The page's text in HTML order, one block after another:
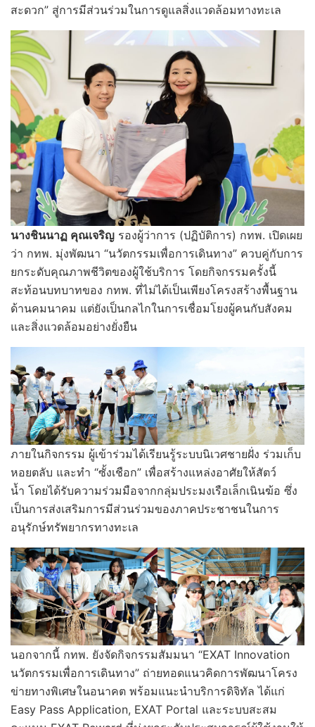
สะดวก” สู่การมีส่วนร่วมในการดูแลสิ่งแวดล้อมทางทะเล
นางชินนาฏ คุณเจริญ รองผู้ว่าการ (ปฏิบัติการ) กทพ. เปิดเผย
ว่า กทพ. มุ่งพัฒนา “นวัตกรรมเพื่อการเดินทาง” ควบคู่กับการ
ยกระดับคุณภาพชีวิตของผู้ใช้บริการ โดยกิจกรรมครั้งนี้
สะท้อนบทบาทของ กทพ. ที่ไม่ได้เป็นเพียงโครงสร้างพื้นฐาน
ด้านคมนาคม แต่ยังเป็นกลไกในการเชื่อมโยงผู้คนกับสังคม
และสิ่งแวดล้อมอย่างยั่งยืน
ภายในกิจกรรม ผู้เข้าร่วมได้เรียนรู้ระบบนิเวศชายฝั่ง ร่วมเก็บ
หอยตลับ และทำ “ซั้งเชือก” เพื่อสร้างแหล่งอาศัยให้สัตว์
น้ำ โดยได้รับความร่วมมือจากกลุ่มประมงเรือเล็กเนินฆ้อ ซึ่ง
เป็นการส่งเสริมการมีส่วนร่วมของภาคประชาชนในการ
อนุรักษ์ทรัพยากรทางทะเล
นอกจากนี้ กทพ. ยังจัดกิจกรรมสัมมนา “EXAT Innovation
นวัตกรรมเพื่อการเดินทาง” ถ่ายทอดแนวคิดการพัฒนาโครง
ข่ายทางพิเศษในอนาคต พร้อมแนะนำบริการดิจิทัล ได้แก่
Easy Pass Application, EXAT Portal และระบบสะสม